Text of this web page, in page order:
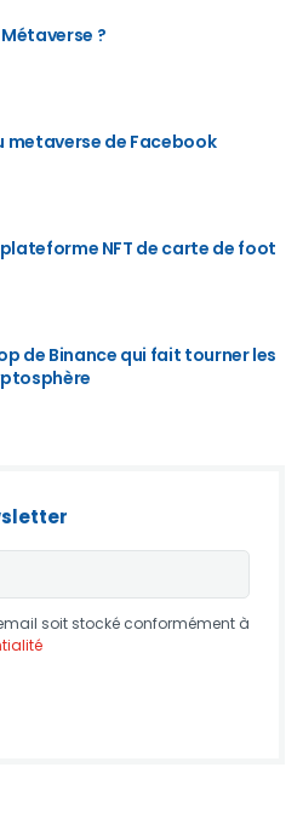
?
metaverse de Facebook
plateforme NFT de carte de foot
de Binance qui fait tourner les
soit stocké conformément à